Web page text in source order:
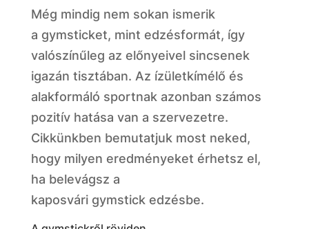
Még mindig nem sokan ismerik
a gymsticket, mint edzésformát, így
valószínűleg az előnyeivel sincsenek
igazán tisztában. Az ízületkímélő és
alakformáló sportnak azonban számos
pozitív hatása van a szervezetre.
Cikkünkben bemutatjuk most neked,
hogy milyen eredményeket érhetsz el,
ha belevágsz a
kaposvári gymstick edzésbe.